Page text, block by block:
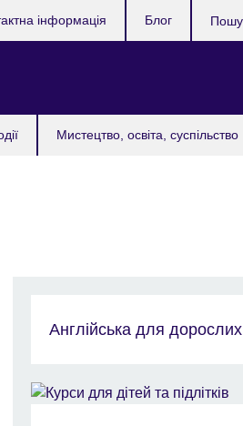
Мистецтво, освіта, суспільство
інформація Блог
Англійська для дорослих